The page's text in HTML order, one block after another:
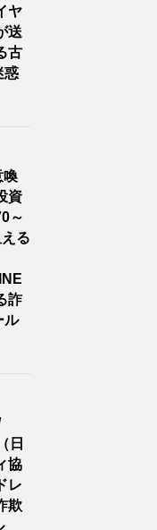
ヤ
送
古
惑
喚
資
～
る
詐
ル
日
協
レ
欺